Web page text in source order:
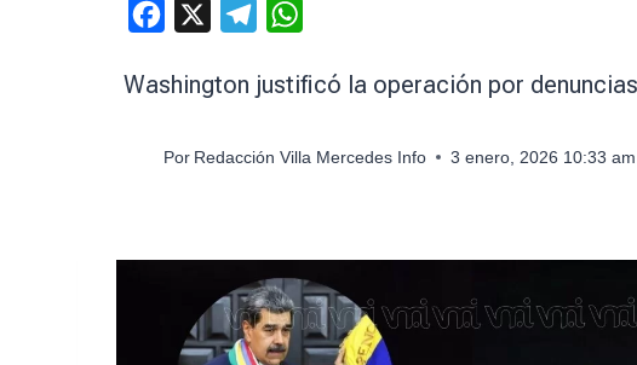
Facebook Telegram
Washington justificó la operación por
Por Redacción Villa Mercedes Info 3 enero, 2026 10:33 am